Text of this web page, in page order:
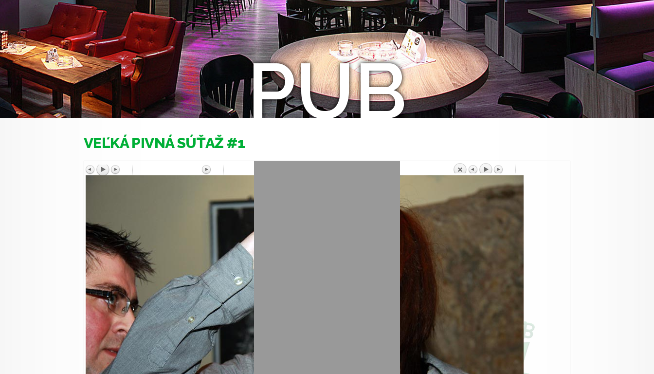
PUB
VEĽKÁ PIVNÁ SÚŤAŽ #1